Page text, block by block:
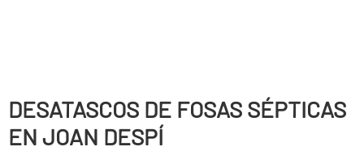
DESATASCOS DE FOSAS SÉPTICAS
EN JOAN DESPÍ